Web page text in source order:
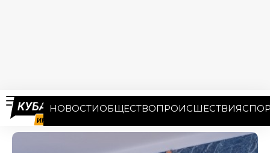
НОВОСТИОБЩЕСТВОПРОИСШЕСТВИЯ